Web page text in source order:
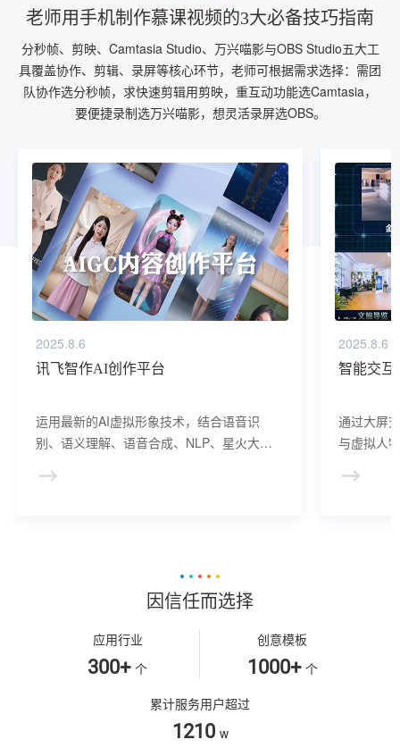
老师用手机制作慕课视频的3大必备技巧指南
分秒帧、剪映、Camtasia Studio、万兴喵影与OBS Studio五大工
具覆盖协作、剪辑、录屏等核心环节，老师可根据需求选择：需团
队协作选分秒帧，求快速剪辑用剪映，重互动功能选Camtasia，
要便捷录制选万兴喵影，想灵活录屏选OBS。
2025.8.6
讯飞智作AI创作平台
运用最新的AI虚拟形象技术，结合语音识
别、语义理解、语音合成、NLP、星火大模
建、AI驱动、多模态交互的多场景虚拟人产
2025.8.6
智能交互
通过大屏
与虚拟人
景，可广
因信任而选择
应用行业
300+ 个
创意模板
1000+ 个
累计服务用户超过
1210 w